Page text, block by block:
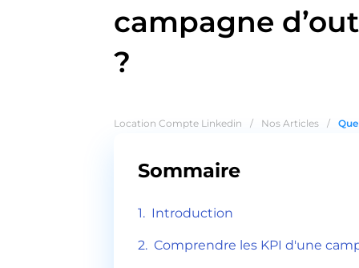
campagne
?
Location Compte Linkedin / Nos Articles /
Sommaire
Introduction
Comprendre les KPI d'une